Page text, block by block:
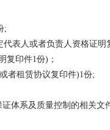
;
表人或者负责人资格证
复印件1份)；
者租赁协议复印件)1份;
体系及质量控制的相关文